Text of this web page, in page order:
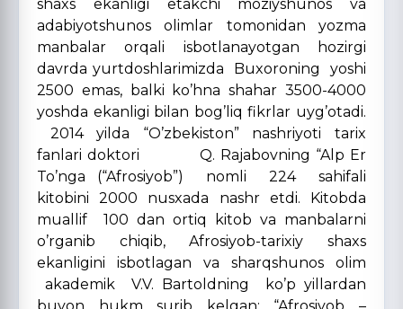
shaxs ekanligi etakchi moziyshunos va
adabiyotshunos olimlar tomonidan yozma
manbalar orqali isbotlanayotgan hozirgi
davrda yurtdoshlarimizda Buxoroning yoshi
2500 emas, balki ko’hna shahar 3500-4000
yoshda ekanligi bilan bog’liq fikrlar uyg’otadi.
2014 yilda “O’zbekiston” nashriyoti tarix
fanlari doktori Q. Rajabovning “Alp Er
To’nga (“Afrosiyob”) nomli 224 sahifali
kitobini 2000 nusxada nashr etdi. Kitobda
muallif 100 dan ortiq kitob va manbalarni
o’rganib chiqib, Afrosiyob-tarixiy shaxs
ekanligini isbotlagan va sharqshunos olim
akademik V.V. Bartoldning ko’p yillardan